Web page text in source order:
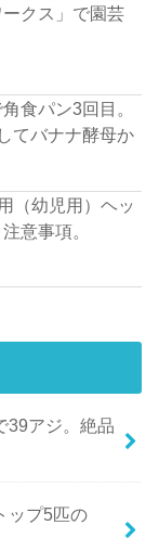
ークス」で園芸
食パン3回目。
てバナナ酵母か
（幼児用）ヘッ
意事項。
39アジ。絶品
ップ5匹の